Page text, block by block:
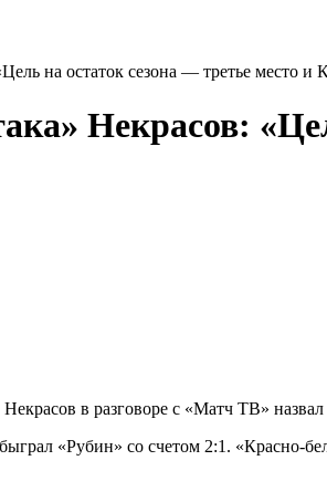
на остаток сезона — третье место и
Некрасов:
в разговоре с «Матч ТВ»
«Рубин» со счетом 2:1.